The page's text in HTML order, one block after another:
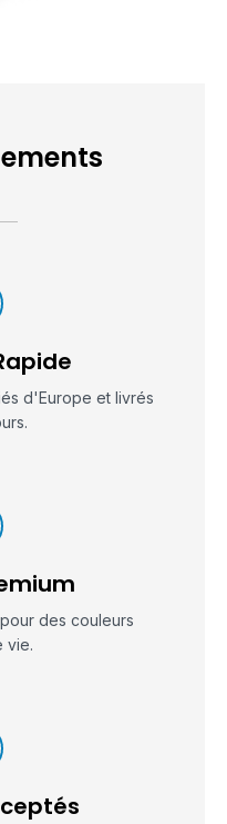
d'Europe et livrés
des couleurs
vie.